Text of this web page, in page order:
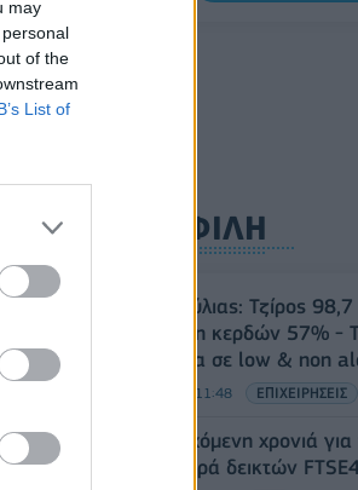
may
of the
List of
ΔΗΜΟΦΙΛΗ
Β.Σ. Καρούλιας: Τζίρος
και αύξηση κερδών 57% -
στοιχήματα σε low & non
06/08/2026 - 11:48 ΕΠΙΧΕΙΡΗΣΕΙΣ
18η συνεχόμενη χρονιά
διεθνή σειρά δεικτών